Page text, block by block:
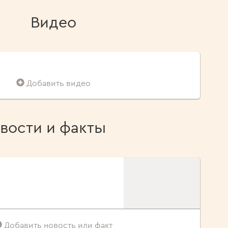
Видео
Добавить видео
и факты
Добавить новость или факт